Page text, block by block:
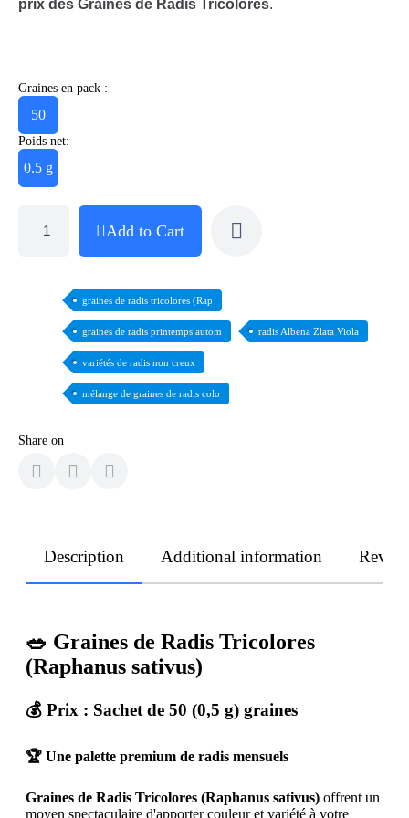
prix des Graines de Radis Tricolores.
Graines en pack :
50
Poids net:
0.5 g
Add to Cart
graines de radis tricolores (Rap
graines de radis printemps autom radis Albena Zlata Viola
variétés de radis non creux
mélange de graines de radis colo
Share on
Description Additional information
🥗 Graines de Radis Tricolores
(Raphanus sativus)
💰 Prix : Sachet de 50 (0,5 g) graines
🏆 Une palette premium de radis mensuels
Graines de Radis Tricolores (Raphanus sativus) offrent un
moyen spectaculaire d'apporter couleur et variété à votre